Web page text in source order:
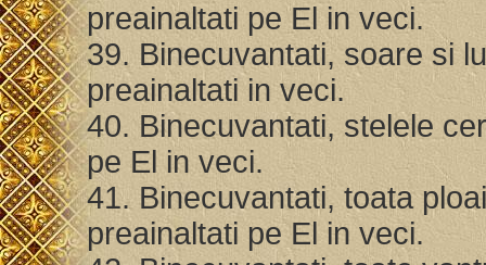
preainaltati pe El in veci.
39. Binecuvantati, soare si
preainaltati in veci.
40. Binecuvantati, stelele
pe El in veci.
41. Binecuvantati, toata
preainaltati pe El in veci.